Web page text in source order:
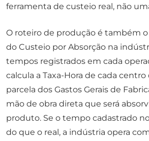
ferramenta de custeio real, não
O roteiro de produção é também
do Custeio por Absorção na
tempos registrados em cada
calcula a Taxa-Hora de cada centro
parcela dos Gastos Gerais de
mão de obra direta que será
produto. Se o tempo cadastrado
do que o real, a indústria opera